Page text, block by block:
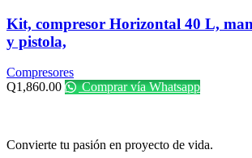
Kit, compresor Horizontal 40 L,
y pistola,
Compresores
Q1,860.00 Comprar vía Whatsapp
Convierte tu pasión en proyecto de vida.